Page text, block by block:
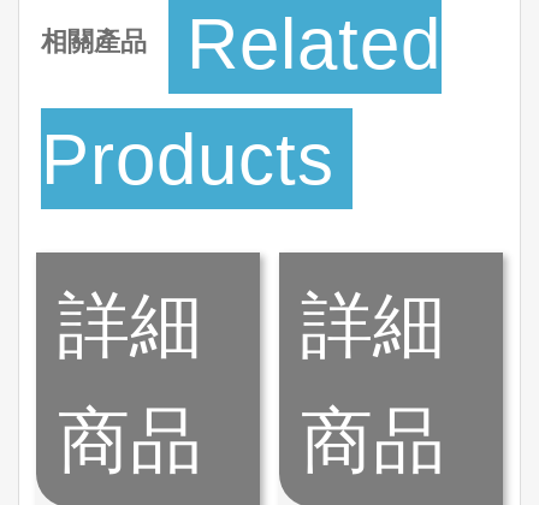
相關產品
Related
Products
詳細
商品
詳細
商品